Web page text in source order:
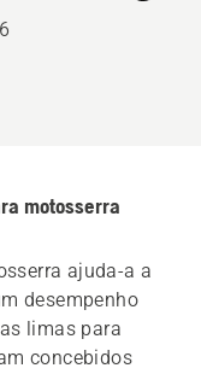
motosserra
ajuda-a a
desempenho
limas para
concebidos